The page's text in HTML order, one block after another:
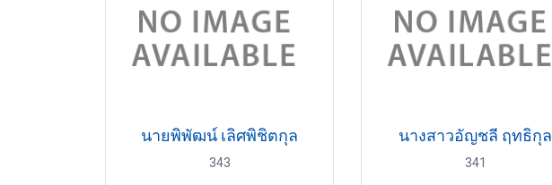
นายพิพัฒน์ เลิศพิชิตกุล
343
นางสาวอัญชลี ฤทธิกุล
341